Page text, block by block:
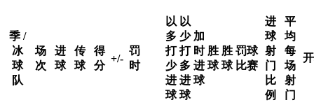
季 /
冰
球
队
场
次
进
球
传
球
得
分
+/-
罚
时
以
多
打
少
进
球
以
少
打
多
进
球
加
时
进
球
胜
球
胜
球
罚球
比赛
进
球
射
门
比
例
平
均
每
场
射
门